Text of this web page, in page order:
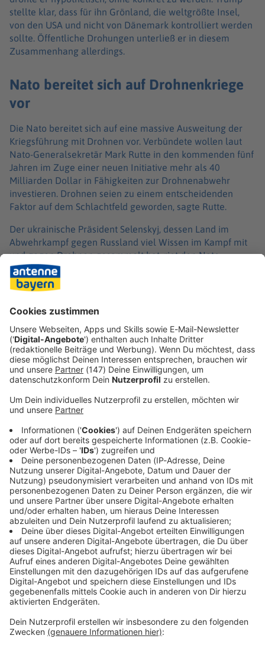
stellte klar, dass für ihn Grönland, die weltgrößte Insel,
von den USA und nicht von Dänemark kontrolliert werden
sollte. Öffentliche Drohungen unterließ er in diesem
Zusammenhang allerdings.
Nato bereitet sich auf Drohnenkriege
vor
Die Nato bereitet sich auf eine massive Ausweitung der
Kriegsführung mit Drohnen vor. Verbündete wollen laut
Nato-Generalsekretär Mark Rutte in den kommenden fünf
Jahren im Zuge einer neuen Initiative mehr als 40
Milliarden Dollar in Fähigkeiten zur Drohnenabwehr
investieren. Drohnen seien zu einem entscheidenden
Faktor auf dem Schlachtfeld geworden, sagte Rutte.
Der ukrainische Präsident Selenskyj, dessen Land im
Abwehrkampf gegen Russland viel Wissen im Kampf mit
und gegen Drohnen gesammelt hat, riet den Nato-
Alliierten zu schnelleren Vorbereitungen. Er rief die Nato
auf einem Rüstungsforum am Rande des Gipfels auf, sich
an einer gemeinsamen Produktion unbemannter Systeme
zu beteiligen. Er warb auch erneut für einen
Immer auf dem Laufenden
bleiben!
Verpass' nichts mehr - mit unserem kostenlosen
ANTENNE BAYERN Newsletter. Ob Nachrichten,
Lifestyle oder unsere neuesten Aktionen - wir